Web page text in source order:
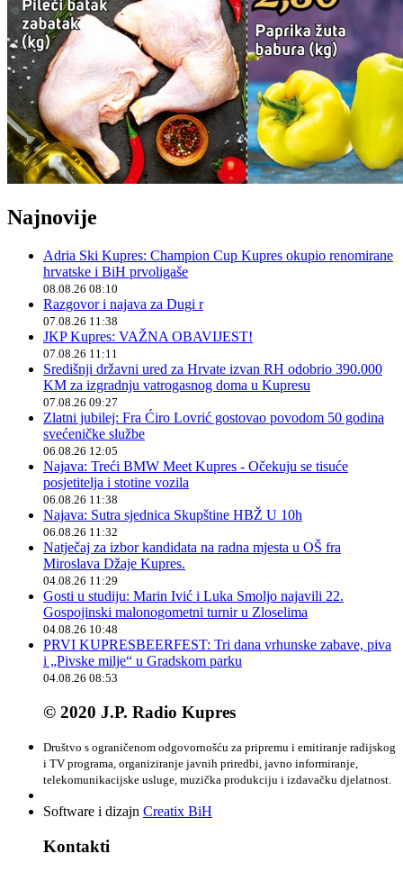
Najnovije
Adria Ski Kupres: Champion Cup Kupres okupio renomirane
hrvatske i BiH prvoligaše
08.08.26 08:10
Razgovor i najava za Dugi r
07.08.26 11:38
JKP Kupres: VAŽNA OBAVIJEST!
07.08.26 11:11
Središnji državni ured za Hrvate izvan RH odobrio 390.000
KM za izgradnju vatrogasnog doma u Kupresu
07.08.26 09:27
Zlatni jubilej: Fra Ćiro Lovrić gostovao povodom 50 godina
svećeničke službe
06.08.26 12:05
Najava: Treći BMW Meet Kupres - Očekuju se tisuće
posjetitelja i stotine vozila
06.08.26 11:38
Najava: Sutra sjednica Skupštine HBŽ U 10h
06.08.26 11:32
Natječaj za izbor kandidata na radna mjesta u OŠ fra
Miroslava Džaje Kupres.
04.08.26 11:29
Gosti u studiju: Marin Ivić i Luka Smoljo najavili 22.
Gospojinski malonogometni turnir u Zloselima
04.08.26 10:48
PRVI KUPRESBEERFEST: Tri dana vrhunske zabave, piva
i „Pivske milje“ u Gradskom parku
04.08.26 08:53
© 2020 J.P. Radio Kupres
Društvo s ograničenom odgovornošću za pripremu i emitiranje radijskog
i TV programa, organiziranje javnih priredbi, javno informiranje,
telekomunikacijske usluge, muzička produkciju i izdavačku djelatnost.
Software i dizajn Creatix BiH
Kontakti